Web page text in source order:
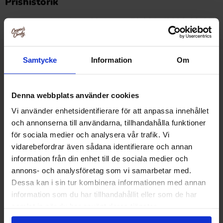
Samtycke Information Om
Denna webbplats använder cookies
Vi använder enhetsidentifierare för att anpassa innehållet
och annonserna till användarna, tillhandahålla funktioner
för sociala medier och analysera vår trafik. Vi
vidarebefordrar även sådana identifierare och annan
information från din enhet till de sociala medier och
annons- och analysföretag som vi samarbetar med.
Dessa kan i sin tur kombinera informationen med annan
information som du har tillhandahållit eller som de har
Laveste pris i de sidste 30 dage er 79.90 kr (2026-08-07)
Relaterede produkter
-28% -10%